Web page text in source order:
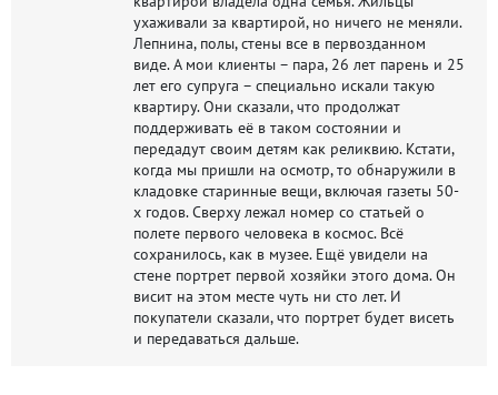
ухаживали за квартирой, но ничего не меняли.
Лепнина, полы, стены все в первозданном
виде. А мои клиенты – пара, 26 лет парень и 25
лет его супруга – специально искали такую
квартиру. Они сказали, что продолжат
поддерживать её в таком состоянии и
передадут своим детям как реликвию. Кстати,
когда мы пришли на осмотр, то обнаружили в
кладовке старинные вещи, включая газеты 50-
х годов. Сверху лежал номер со статьей о
полете первого человека в космос. Всё
сохранилось, как в музее. Ещё увидели на
стене портрет первой хозяйки этого дома. Он
висит на этом месте чуть ни сто лет. И
покупатели сказали, что портрет будет висеть
и передаваться дальше.